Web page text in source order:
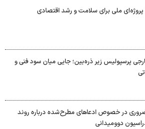
ملی برای سلامت و رشد اقتصادی
پرسپولیس زیر ذره‌بین؛ جایی میان سود فنی و
در خصوص ادعاهای مطرح‌شده درباره روند
دوومیدانی